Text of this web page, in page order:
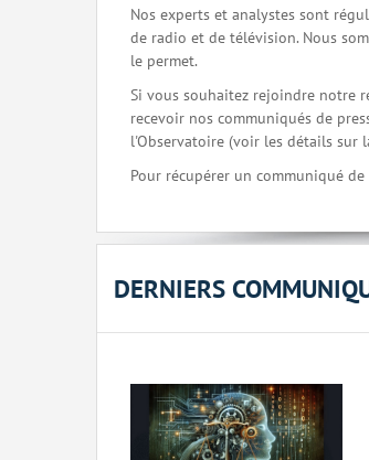
Nos experts et analystes sont
de radio et de télévision. Nous
le permet.
Si vous souhaitez rejoindre notre
recevoir nos communiqués de
l'Observatoire (voir les détails sur
Pour récupérer un communiqué
DERNIERS